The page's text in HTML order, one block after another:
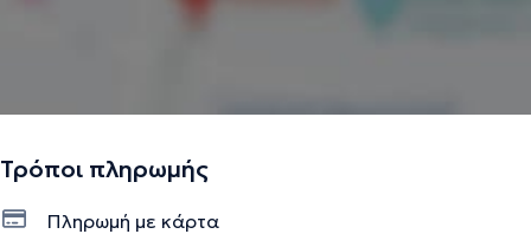
Τρόποι πληρωμής
Πληρωμή με κάρτα